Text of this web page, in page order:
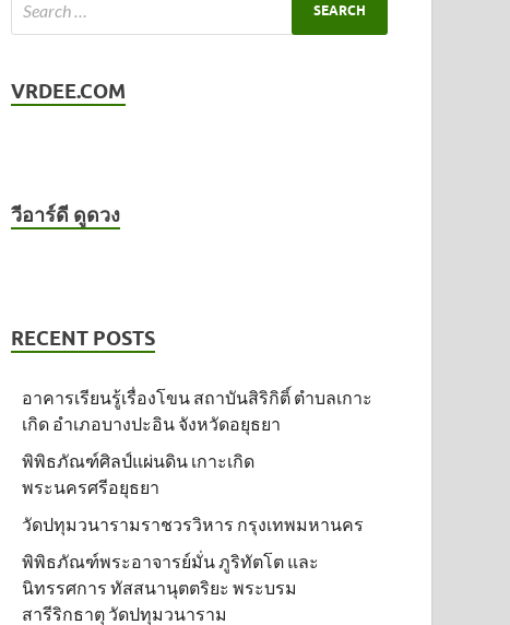
VRDEE.COM
วีอาร์ดี ดูดวง
RECENT POSTS
อาคารเรียนรู้เรื่องโขน สถาบันสิริกิติ์ ตำบลเกาะ
เกิด อำเภอบางปะอิน จังหวัดอยุธยา
พิพิธภัณฑ์ศิลป์แผ่นดิน เกาะเกิด
พระนครศรีอยุธยา
วัดปทุมวนารามราชวรวิหาร กรุงเทพมหานคร
พิพิธภัณฑ์พระอาจารย์มั่น ภูริทัตโต และ
นิทรรศการ ทัสสนานุตตริยะ พระบรม
สารีริกธาตุ วัดปทุมวนาราม